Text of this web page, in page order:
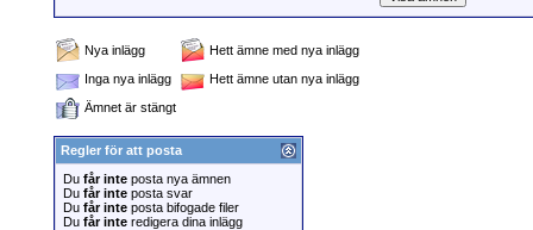
Nya inlägg
Hett ämne med nya inlägg
Inga nya inlägg
Hett ämne utan nya inlägg
Ämnet är stängt
Regler för att posta
Du får inte posta nya ämnen
Du får inte posta svar
Du får inte posta bifogade filer
Du får inte redigera dina inlägg